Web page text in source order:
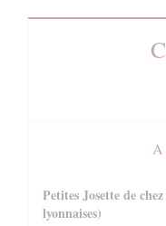
A
Petites Josette de
lyonnaises)